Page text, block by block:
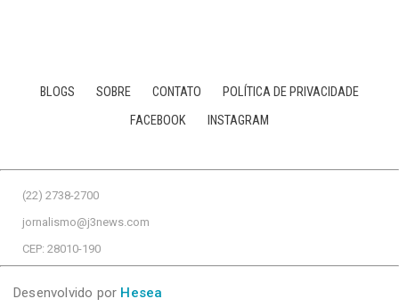
BLOGS SOBRE CONTATO
POLÍTICA DE PRIVACIDADE
FACEBOOK
INSTAGRAM
(22) 2738-2700
jornalismo@j3news.com
CEP: 28010-190
Desenvolvido por Hesea